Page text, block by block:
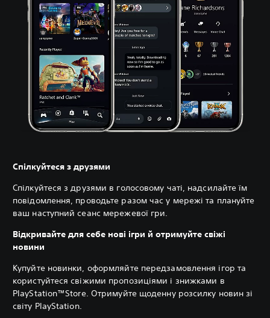
Спілкуйтеся з друзями
Спілкуйтеся з друзями в голосовому чаті, надсилайте їм
повідомлення, проводьте разом час у мережі та плануйте
ваш наступний сеанс мережевої гри.
Відкривайте для себе нові ігри й отримуйте свіжі
новини
Купуйте новинки, оформляйте передзамовлення ігор та
користуйтеся свіжими пропозиціями і знижками в
PlayStation™Store. Отримуйте щоденну розсилку новин зі
світу PlayStation.